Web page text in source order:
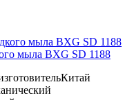
мыла BXG SD 1188
Китай